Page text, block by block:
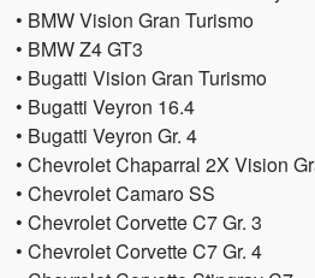
• BMW Vision Gran Turismo
• BMW Z4 GT3
• Bugatti Vision Gran Turismo
• Bugatti Veyron 16.4
• Bugatti Veyron Gr. 4
• Chevrolet Chaparral 2X Vision
• Chevrolet Camaro SS
• Chevrolet Corvette C7 Gr. 3
• Chevrolet Corvette C7 Gr. 4